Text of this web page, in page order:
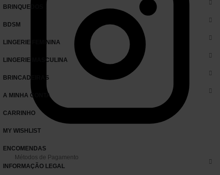
Métodos de Pagamento
BRINQUEDOS
BDSM
LINGERIE FEMININA
LINGERIE MASCULINA
BRINCADEIRAS
A MINHA CONTA
CARRINHO
MY WISHLIST
ENCOMENDAS
INFORMAÇÃO LEGAL